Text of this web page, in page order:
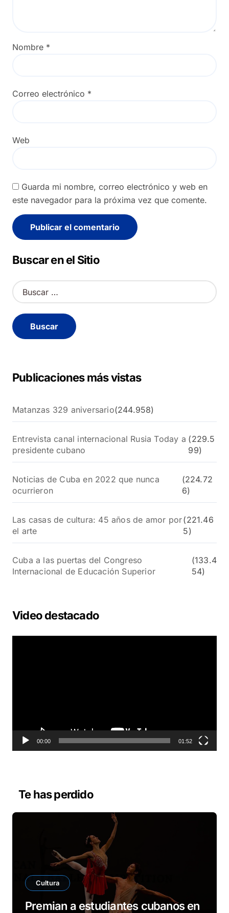
Nombre *
Correo electrónico *
Web
Guarda mi nombre, correo electrónico y web en
este navegador para la próxima vez que comente.
Alternative:
Buscar en el Sitio
B
u
c
a
Publicaciones más vistas
Matanzas 329 aniversario(244.958)
Entrevista canal internacional Rusia Today a
presidente cubano
(229.5
99)
Noticias de Cuba en 2022 que nunca
ocurrieron
(224.72
6)
Las casas de cultura: 45 años de amor por
el arte
(221.46
5)
Cuba a las puertas del Congreso
Internacional de Educación Superior
(133.4
54)
Video destacado
t
r
d
00:00 01:52
Te has perdido
Cultura
Premian a estudiantes cubanos en